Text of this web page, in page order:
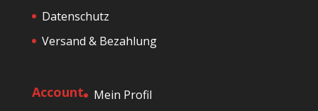
Datenschutz
Versand & Bezahlung
Account
Mein Profil